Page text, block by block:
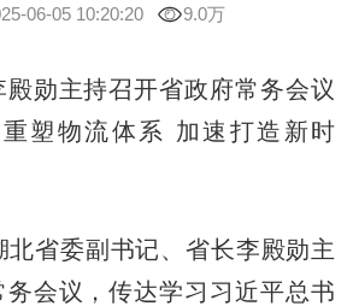
06-05 10:20:20 9.0万
主持召开省政府常务会议
塑物流体系 加速打造新时
省委副书记、省长李殿勋主
会议，传达学习习近平总书